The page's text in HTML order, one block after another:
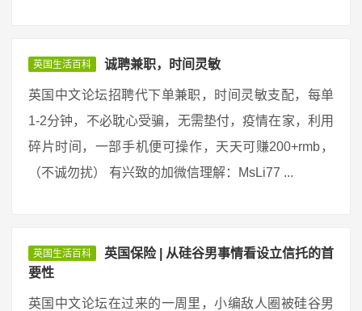
英国生活百科 诚聘兼职，时间灵敏
英国中文论坛招聘代下单兼职，时间灵敏支配，每单
1-2分钟，不必耽心受骗，无需垫付，疫情在家，利用
碎片时间，一部手机便可操作，天天可赚200+rmb，
（不诚勿扰） 有兴致的加微信理解：MsLi77 ...
英国生活百科
英国保险 | 从硅谷男事情看设立信托的首
要性
英国中文论坛在过来的一周里，小编敌人圈被硅谷男